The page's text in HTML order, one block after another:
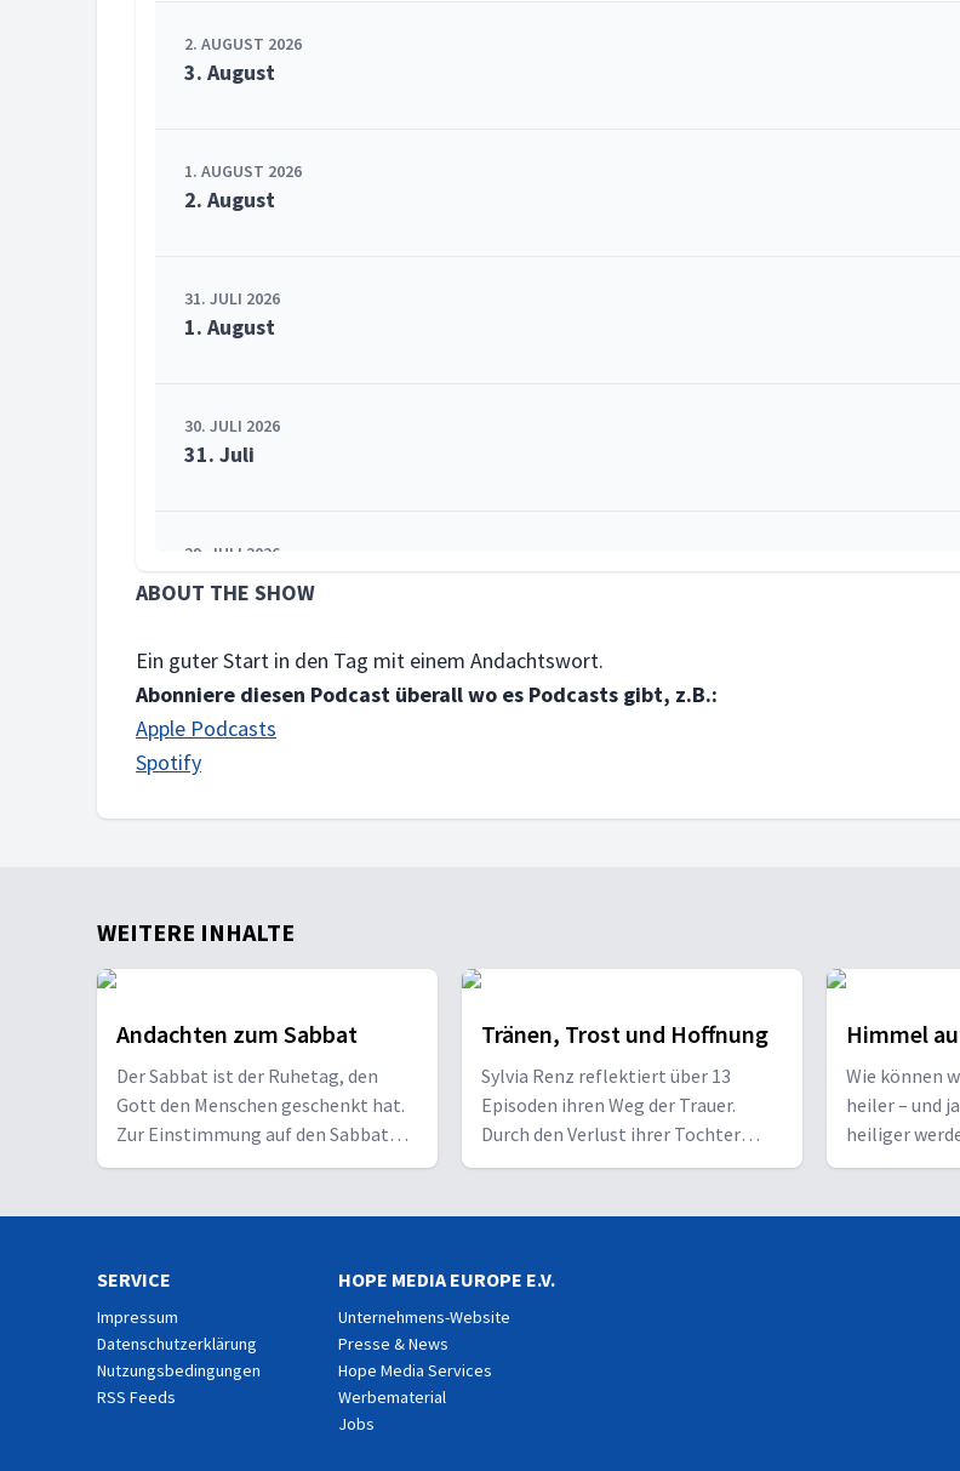
2. AUGUST 2026
3. August
1. AUGUST 2026
2. August
31. JULI 2026
1. August
30. JULI 2026
31. Juli
29. JULI 2026
30. Juli
29. Juli
27. JULI 2026
28. Juli
27. Juli
26. Juli
25. Juli
ABOUT THE SHOW
Ein guter Start in den Tag mit einem Andachtswort.
Abonniere diesen Podcast überall wo es Podcasts gibt, z.B.:
Apple Podcasts
Spotify
WEITERE INHALTE
Andachten zum Sabbat
Der Sabbat ist der Ruhetag, den
Gott den Menschen geschenkt hat.
Zur Einstimmung auf den Sabbat
hören Sie eine kurze Andacht.
Tränen, Trost und Hoffnung
Sylvia Renz reflektiert über 13
Episoden ihren Weg der Trauer.
Durch den Verlust ihrer Tochter
stürzt sie zunächst in ein tiefes
Heilung und entdeckt, wie das Leben
Himmel
Wie können
heiler – und
heiliger
ist mein
dem guten
SERVICE
Impressum
Datenschutzerklärung
Nutzungsbedingungen
RSS Feeds
HOPE MEDIA EUROPE E.V.
Unternehmens-Website
Presse & News
Hope Media Services
Werbematerial
Jobs